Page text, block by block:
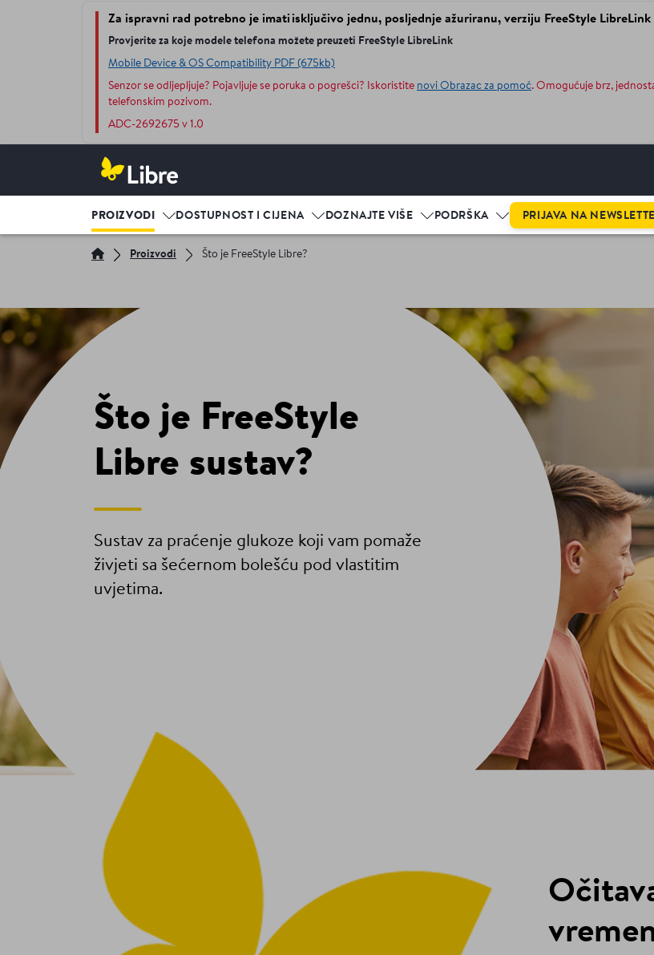
Za ispravni rad potrebno je imati isključivo jednu, posljednje ažuriranu, verziju FreeStyle LibreLink
Provjerite za koje modele telefona možete preuzeti FreeStyle LibreLink
Mobile Device & OS Compatibility PDF (675kb)
Senzor se odljepljuje? Pojavljuje se poruka o pogrešci? Iskoristite novi Obrazac za pomoć. Omogućuje brz,
telefonskim pozivom.
ADC-2692675 v 1.0
PROIZVODI DOSTUPNOST I CIJENA DOZNAJTE VIŠE PODRŠKA PRIJAVA NA
Proizvodi Što je FreeStyle Libre?
Što je FreeStyle
Libre sustav?
Sustav za praćenje glukoze koji vam pomaže
živjeti sa šećernom bolešću pod vlastitim
uvjetima.